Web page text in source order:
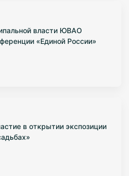
власти ЮВАО
«Единой России»
в открытии экспозиции